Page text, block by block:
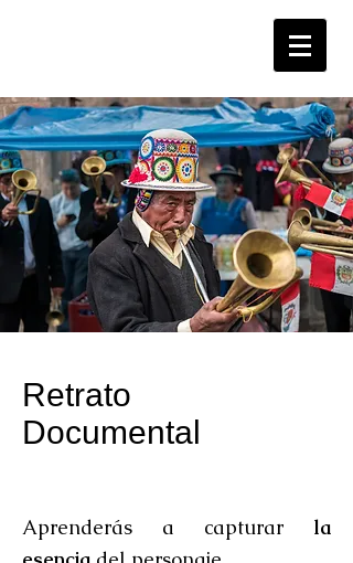
Retrato
Documental
Aprenderás a capturar la